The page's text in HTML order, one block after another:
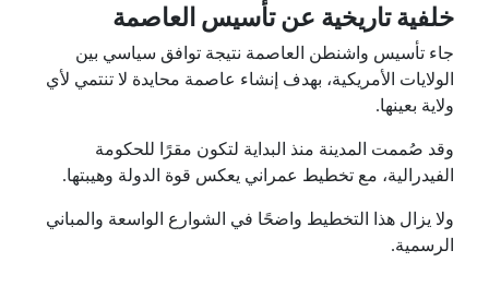
خلفية تاريخية عن تأسيس العاصمة
جاء تأسيس واشنطن العاصمة نتيجة توافق سياسي بين
الولايات الأمريكية، بهدف إنشاء عاصمة محايدة لا تنتمي لأي
ولاية بعينها.
وقد صُممت المدينة منذ البداية لتكون مقرًا للحكومة
الفيدرالية، مع تخطيط عمراني يعكس قوة الدولة وهيبتها.
ولا يزال هذا التخطيط واضحًا في الشوارع الواسعة والمباني
الرسمية.